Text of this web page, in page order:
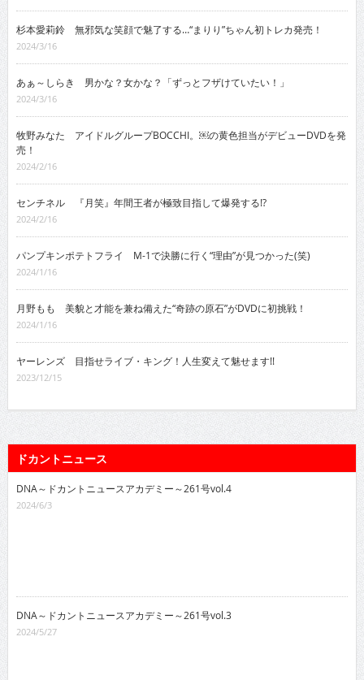
杉本愛莉鈴 無邪気な笑顔で魅了する…“まりり”ちゃん初トレカ発売！
2024/3/16
あぁ～しらき 男かな？女かな？「ずっとフザけていたい！」
2024/3/16
牧野みなた アイドルグループBOCCHI。￼の黄色担当がデビューDVDを発
売！
2024/2/16
センチネル 『月笑』年間王者が極致目指して爆発する!?
2024/2/16
パンプキンポテトフライ M-1で決勝に行く“理由”が見つかった(笑)
2024/1/16
月野もも 美貌と才能を兼ね備えた“奇跡の原石”がDVDに初挑戦！
2024/1/16
ヤーレンズ 目指せライブ・キング！人生変えて魅せます!!
2023/12/15
ドカントニュース
DNA～ドカントニュースアカデミー～261号vol.4
2024/6/3
DNA～ドカントニュースアカデミー～261号vol.3
2024/5/27